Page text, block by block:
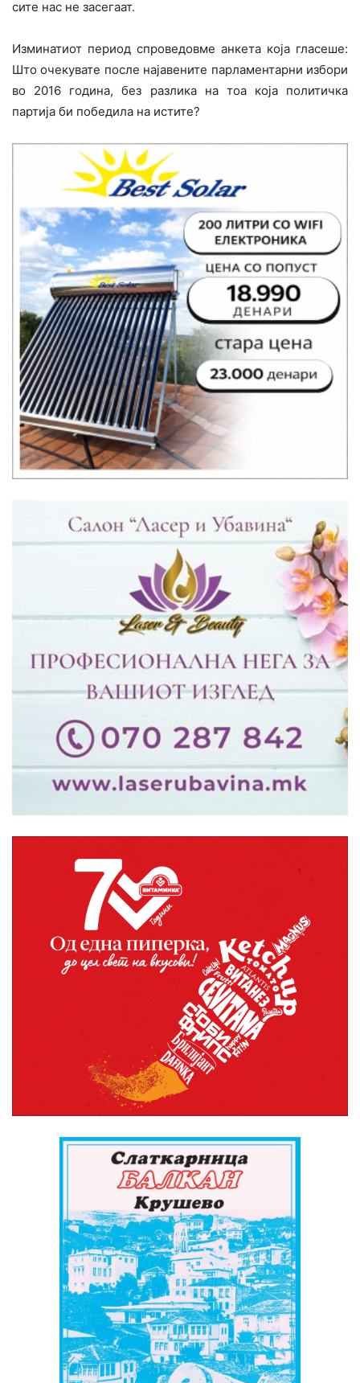
сите нас не засегаат.
Изминатиот период спроведовме анкета која гласеше:
Што очекувате после најавените парламентарни избори
во 2016 година, без разлика на тоа која политичка
партија би победила на истите?